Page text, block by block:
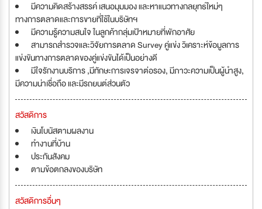
มีความคิดสร้างสรรค์ เสนอมุมมอง และหาแนวทางกลยุทธ์ใหม่ๆ
ทางการตลาดและการขายที่ใช้ในบริษัทฯ
มีความรู้ความสนใจ ในลูกค้ากลุ่มเป้าหมายที่พักอาศัย
สามารถสำรวจและวิจัยการตลาด Survey คู่แข่ง วิเคราะห์ข้อมูลการ
แข่งขันทางการตลาดของคู่แข่งขันได้เป็นอย่างดี
มีใจรักงานบริการ ,มีทักษะการเจรจาต่อรอง, มีภาวะความเป็นผู้นำสูง,
มีความน่าเชื่อถือ และมีรถยนต์ส่วนตัว
สวัสดิการ
เงินโบนัสตามผลงาน
ทำงานที่บ้าน
ประกันสังคม
ตามข้อตกลงของบริษัท
สวัสดิการอื่นๆ